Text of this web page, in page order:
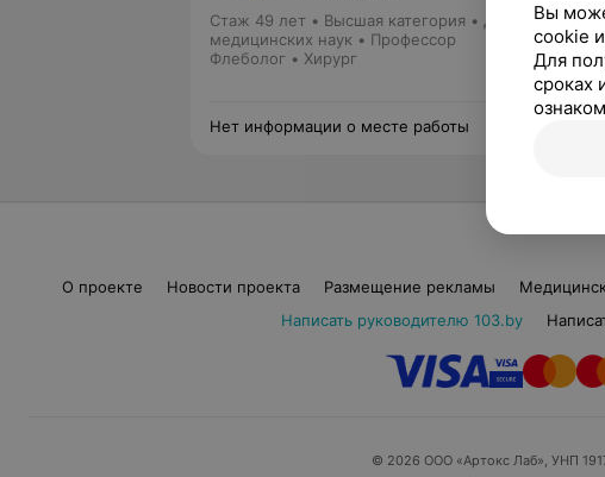
Стаж 49 лет • Высшая категория • Доктор
медицинских наук • Профессор
Флеболог • Хирург
Нет информации о месте работы
О проекте Новости проекта Размещение рекламы
Написать руководителю 103.by
© 2026 ООО «Артокс Лаб», УНП
Вы
cookie
Для
сроках